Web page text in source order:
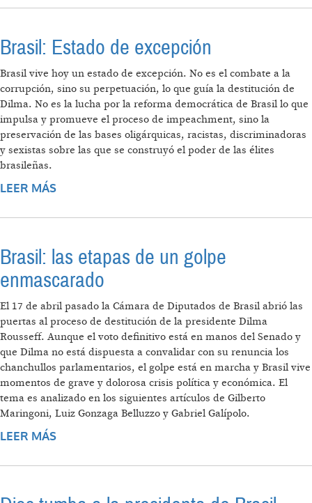
PLANALTO
Brasil: Estado de excepción
Brasil vive hoy un estado de excepción. No es el combate a la
corrupción, sino su perpetuación, lo que guía la destitución de
Dilma. No es la lucha por la reforma democrática de Brasil lo que
impulsa y promueve el proceso de impeachment, sino la
preservación de las bases oligárquicas, racistas, discriminadoras
y sexistas sobre las que se construyó el poder de las élites
brasileñas.
LEER MÁS
Brasil: las etapas de un golpe
enmascarado
El 17 de abril pasado la Cámara de Diputados de Brasil abrió las
puertas al proceso de destitución de la presidente Dilma
Rousseff. Aunque el voto definitivo está en manos del Senado y
que Dilma no está dispuesta a convalidar con su renuncia los
chanchullos parlamentarios, el golpe está en marcha y Brasil vive
momentos de grave y dolorosa crisis política y económica. El
tema es analizado en los siguientes artículos de Gilberto
Maringoni, Luiz Gonzaga Belluzzo y Gabriel Galípolo.
LEER MÁS